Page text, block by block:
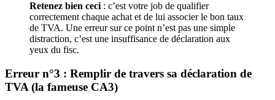
Retenez bien ceci : c’est votre job de qualifier
correctement chaque achat et de lui associer le bon taux
de TVA. Une erreur sur ce point n’est pas une simple
distraction, c’est une insuffisance de déclaration aux
yeux du fisc.
Erreur n°3 : Remplir de travers sa déclaration de
TVA (la fameuse CA3)